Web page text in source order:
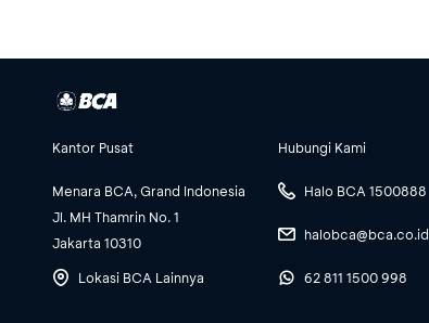
Kantor Pusat
Menara BCA, Grand Indonesia
Jl. MH Thamrin No. 1
Jakarta 10310
Lokasi BCA Lainnya
Hubungi Kami
Halo BCA 1500888
halobca@bca.co.id
62 811 1500 998